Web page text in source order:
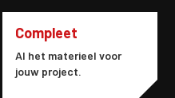
Compleet
Al het materieel voor
jouw project.